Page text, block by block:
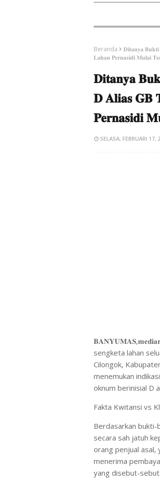
Beranda
​𝐃𝐢𝐭𝐚𝐧𝐲𝐚
𝐋𝐚𝐡𝐚𝐧 𝐏𝐞𝐫𝐧𝐚𝐬𝐢𝐝𝐢 𝐌𝐮𝐥𝐚𝐢
​𝐃𝐢𝐭𝐚𝐧𝐲𝐚
𝐃 𝐀𝐥𝐢𝐚𝐬 𝐆𝐁
𝐏𝐞𝐫𝐧𝐚𝐬𝐢𝐝𝐢
SELASA, FEBRUARI 17,
sengketa lahan
Cilongok,
menemukan
oknum berinisial D
Fakta Kwitansi vs
Berdasarkan bukti-
secara sah jatuh
orang penjual asal,
menerima
yang disebut-sebut